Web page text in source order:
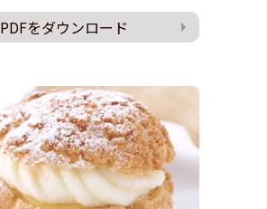
PDFをダウンロード